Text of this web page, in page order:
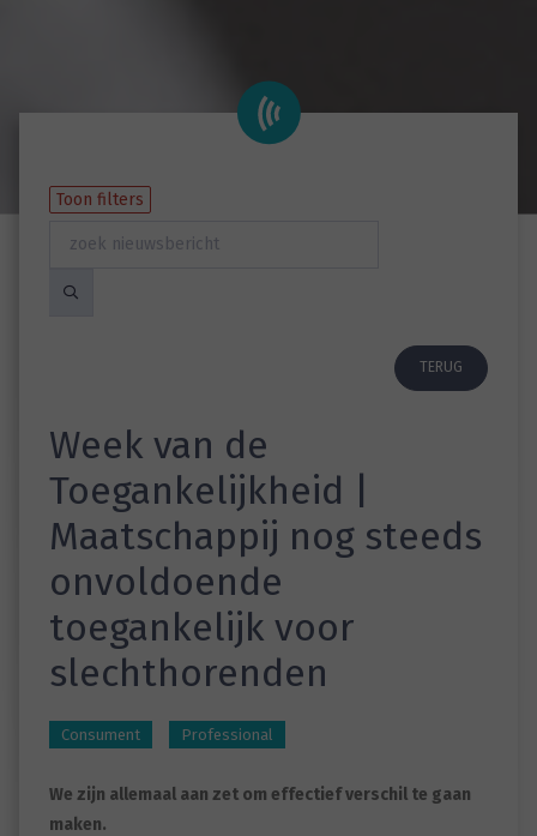
Toon filters
TERUG
Week van de
Toegankelijkheid |
Maatschappij nog steeds
onvoldoende
toegankelijk voor
slechthorenden
Consument Professional
We zijn allemaal aan zet om effectief verschil te gaan
maken.